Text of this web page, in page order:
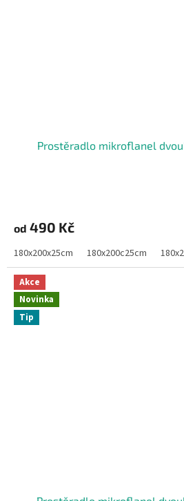
Prostěradlo mikroflanel
od 490 Kč
180x200x25cm 180x200c25cm
Akce
Novinka
Tip